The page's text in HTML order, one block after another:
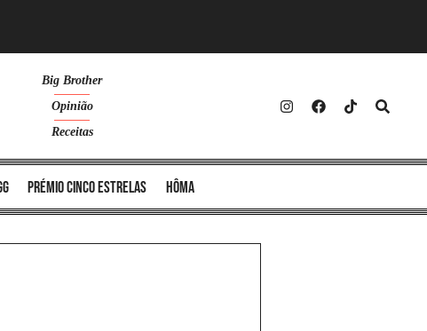
Big Brother
Opinião
Receitas
Prémio Cinco Estrelas Hôma